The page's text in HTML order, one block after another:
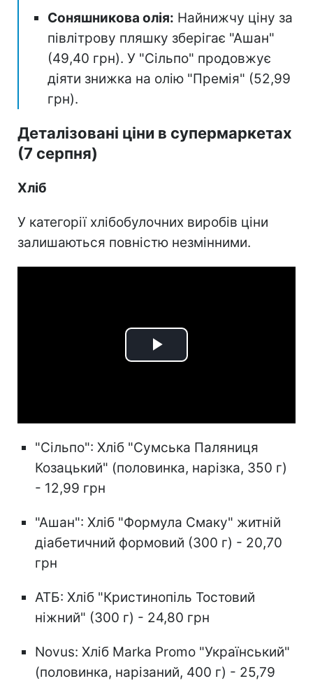
Соняшникова олія: Найнижчу ціну за
півлітрову пляшку зберігає "Ашан"
(49,40 грн). У "Сільпо" продовжує
діяти знижка на олію "Премія" (52,99
грн).
Деталізовані ціни в супермаркетах
(7 серпня)
Хліб
У категорії хлібобулочних виробів ціни
залишаються повністю незмінними.
Play
"Сільпо": Хліб "Сумська Паляниця
Козацький" (половинка, нарізка, 350 г)
- 12,99 грн
"Ашан": Хліб "Формула Смаку" житній
діабетичний формовий (300 г) - 20,70
грн
АТБ: Хліб "Кристинопіль Тостовий
ніжний" (300 г) - 24,80 грн
Novus: Хліб Marka Promo "Український"
(половинка, нарізаний, 400 г) - 25,79